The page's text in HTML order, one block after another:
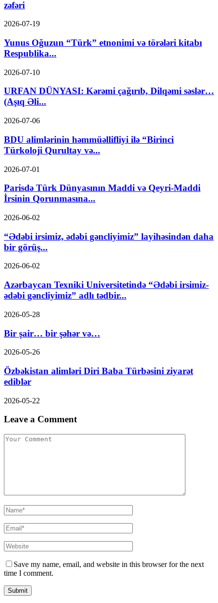
zəfəri
2026-07-19
Yunus Oğuzun “Türk” etnonimi və törələri kitabı
Respublika...
2026-07-10
URFAN DÜNYASI: Kərəmi çağırıb, Dilqəmi səslər…
(Aşıq Əli...
2026-07-06
BDU alimlərinin həmmüəllifliyi ilə “Birinci
Türkoloji Qurultay və...
2026-07-01
Parisdə Türk Dünyasının Maddi və Qeyri-Maddi
İrsinin Qorunmasına...
2026-06-02
“Ədəbi irsimiz, ədəbi gəncliyimiz” layihəsindən daha
bir görüş...
2026-06-02
Azərbaycan Texniki Universitetində “Ədəbi irsimiz-
ədəbi gəncliyimiz” adlı tədbir...
2026-05-28
Bir şair… bir şəhər və…
2026-05-26
Özbəkistan alimləri Diri Baba Türbəsini ziyarət
ediblər
2026-05-22
Leave a Comment
Save my name, email, and website in this browser for the next
time I comment.